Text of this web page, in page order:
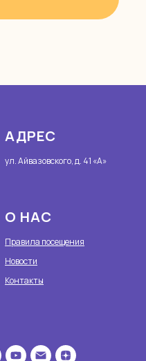
АДРЕС
ул. Айвазовского, д. 41 «А»
О НАС
Правила посещения
Новости
Контакты